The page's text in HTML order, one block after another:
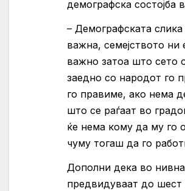
демографска состојба
– Демографската
важна, семејството ни
важно затоа што сето
заедно со народот го
го правиме, ако нема
што се раѓаат во
ќе нема кому да му го
чуму тогаш да го
Дополни дека во
предвидуваат до шест